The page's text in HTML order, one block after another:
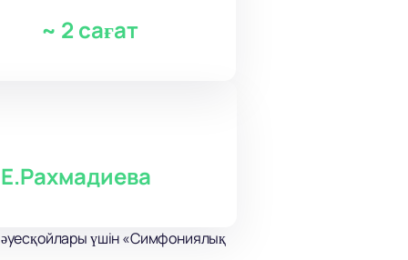
~ 2 сағат
үшін «Симфониялық